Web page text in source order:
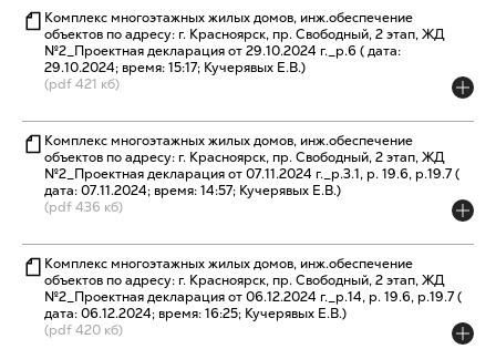
Комплекс многоэтажных жилых домов, инж.обеспечение
объектов по адресу: г. Красноярск, пр. Свободный, 2 этап, ЖД
№2_Проектная декларация от 29.10.2024 г._р.6 ( дата:
29.10.2024; время: 15:17; Кучерявых Е.В.)
(pdf 421 кб)
Комплекс многоэтажных жилых домов, инж.обеспечение
объектов по адресу: г. Красноярск, пр. Свободный, 2 этап, ЖД
№2_Проектная декларация от 07.11.2024 г._р.3.1, р. 19.6, р.19.7 (
дата: 07.11.2024; время: 14:57; Кучерявых Е.В.)
(pdf 436 кб)
Комплекс многоэтажных жилых домов, инж.обеспечение
объектов по адресу: г. Красноярск, пр. Свободный, 2 этап, ЖД
№2_Проектная декларация от 06.12.2024 г._р.14, р. 19.6, р.19.7 (
дата: 06.12.2024; время: 16:25; Кучерявых Е.В.)
(pdf 420 кб)